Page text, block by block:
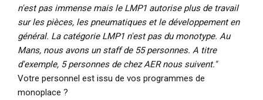
n'est pas immense mais le LMP1 autorise plus de travail
sur les pièces, les pneumatiques et le développement en
général. La catégorie LMP1 n'est pas du monotype. Au
Mans, nous avons un staff de 55 personnes. A titre
d'exemple, 5 personnes de chez AER nous suivent."
Votre personnel est issu de vos programmes de
monoplace ?